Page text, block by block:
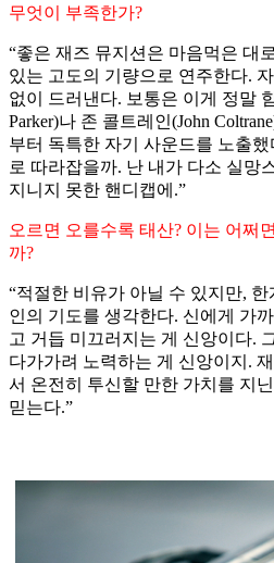
무엇이 부족한가?
“좋은 재즈 뮤지션은 마음먹은 대
있는 고도의 기량으로 연주한다.
없이 드러낸다. 보통은 이게 정말
Parker)나 존 콜트레인(John
부터 독특한 자기 사운드를 노출
로 따라잡을까. 난 내가 다소 실망
지니지 못한 핸디캡에.”
오르면 오를수록 태산? 이는 어쩌
까?
“적절한 비유가 아닐 수 있지만,
인의 기도를 생각한다. 신에게 가
고 거듭 미끄러지는 게 신앙이다.
다가가려 노력하는 게 신앙이지.
서 온전히 투신할 만한 가치를 지
믿는다.”